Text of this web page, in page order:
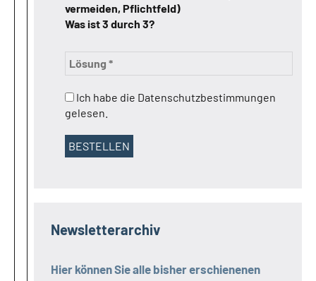
vermeiden, Pflichtfeld)
Was ist 3 durch 3?
Ich habe die Datenschutzbestimmungen
gelesen.
Newsletterarchiv
Hier können Sie alle bisher erschienenen